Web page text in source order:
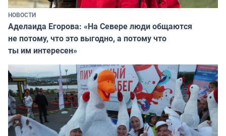
НОВОСТИ
Аделаида Егорова: «На Севере люди общаются
не потому, что это выгодно, а потому что
ты им интересен»